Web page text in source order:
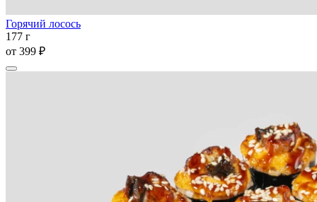
Горячий лосось
177 г
от 399 ₽